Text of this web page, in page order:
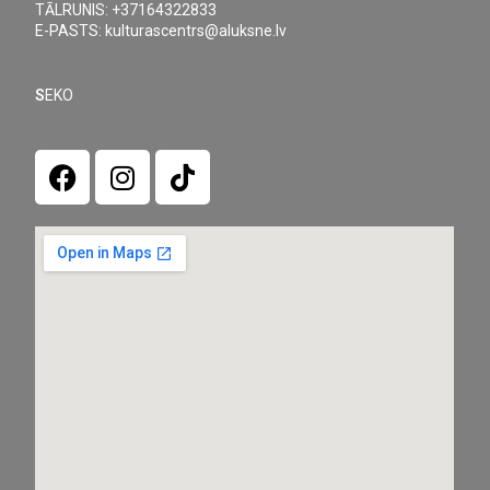
TĀLRUNIS: +37164322833
E-PASTS: kulturascentrs@aluksne.lv
SEKO